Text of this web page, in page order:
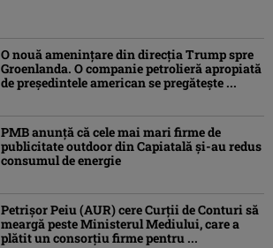
O nouă amenințare din direcția Trump spre
Groenlanda. O companie petrolieră apropiată
de președintele american se pregătește ...
PMB anunță că cele mai mari firme de
publicitate outdoor din Capiatală și-au redus
consumul de energie
Petrişor Peiu (AUR) cere Curții de Conturi să
meargă peste Ministerul Mediului, care a
plătit un consorţiu firme pentru ...